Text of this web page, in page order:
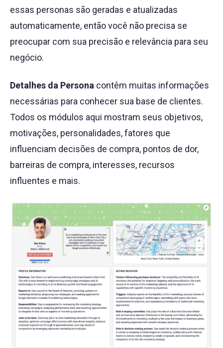
essas personas são geradas e atualizadas
automaticamente, então você não precisa se
preocupar com sua precisão e relevância para seu
negócio.
Detalhes da Persona contêm muitas informações
necessárias para conhecer sua base de clientes.
Todos os módulos aqui mostram seus objetivos,
motivações, personalidades, fatores que
influenciam decisões de compra, pontos de dor,
barreiras de compra, interesses, recursos
influentes e mais.